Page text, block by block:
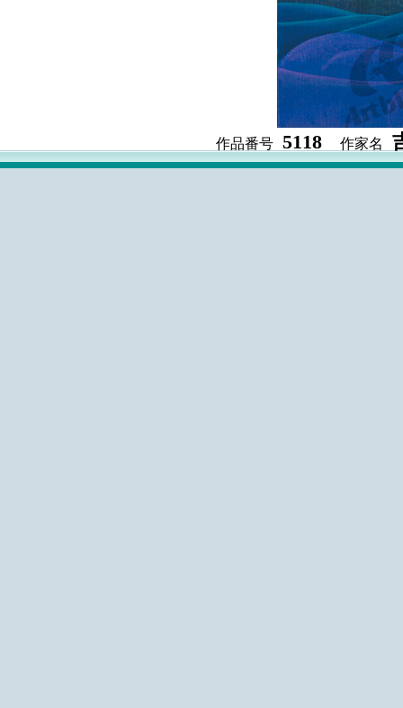
作品番号 5118 作家名